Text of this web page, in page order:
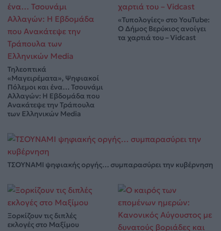
Τηλεοπτικά
«Μαγειρέματα», Ψηφιακοί
Πόλεμοι και ένα… Τσουνάμι
Αλλαγών: Η Εβδομάδα που
Ανακάτεψε την Τράπουλα
των Ελληνικών Media
«Τυπολογίες» στο YouTube:
Ο Δήμος Βερύκιος ανοίγει
τα χαρτιά του – Vidcast
ΤΣΟΥΝΑΜΙ ψηφιακής οργής… συμπαρασύρει την κυβέρνηση
Ξορκίζουν τις διπλές
εκλογές στο Μαξίμου